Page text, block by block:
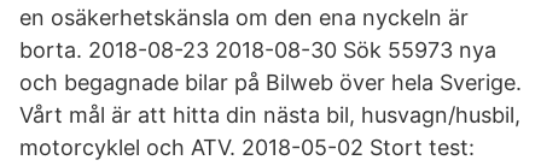
en osäkerhetskänsla om den ena nyckeln är
borta. 2018-08-23 2018-08-30 Sök 55973 nya
och begagnade bilar på Bilweb över hela Sverige.
Vårt mål är att hitta din nästa bil, husvagn/husbil,
motorcyklel och ATV. 2018-05-02 Stort test: